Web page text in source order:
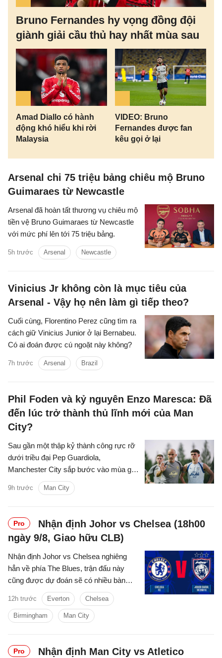
Bruno Fernandes hy vọng đồng đội
giành giải cầu thủ hay nhất mùa sau
Amad Diallo có hành
động khó hiểu khi rời
Malaysia
VIDEO: Bruno
Fernandes được fan
kêu gọi ở lại
Arsenal chi 75 triệu bảng chiêu mộ Bruno
Guimaraes từ Newcastle
Arsenal đã hoàn tất thương vụ chiêu mộ
tiền vệ Bruno Guimaraes từ Newcastle
với mức phí lên tới 75 triệu bảng.
5h trước Arsenal Newcastle
Vinicius Jr không còn là mục tiêu của
Arsenal - Vậy họ nên làm gì tiếp theo?
Cuối cùng, Florentino Perez cũng tìm ra
cách giữ Vinicius Junior ở lại Bernabeu.
Có ai đoán được cú ngoặt này không?
7h trước Arsenal Brazil
Phil Foden và kỷ nguyên Enzo Maresca: Đã
đến lúc trở thành thủ lĩnh mới của Man
City?
Sau gần một thập kỷ thành công rực rỡ
dưới triều đại Pep Guardiola,
Manchester City sắp bước vào mùa giải
2026/2027 với sự thay đổi mang tính
bước ngoặt trên băng ghế chỉ đạo.
9h trước Man City
Pro
Nhận định Johor vs Chelsea (18h00
ngày 9/8, Giao hữu CLB)
Nhận định Johor vs Chelsea nghiêng
hẳn về phía The Blues, trận đấu này
cũng được dự đoán sẽ có nhiều bàn
thắng được ghi.
12h trước Everton Chelsea
Birmingham Man City
Pro
Nhận định Man City vs Atletico